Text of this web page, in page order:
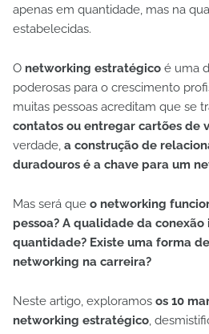
apenas em quantidade, mas na
estabelecidas.
O networking estratégico é uma
poderosas para o crescimento
muitas pessoas acreditam que se
contatos ou entregar cartões de
verdade, a construção de
duradouros é a chave para um
Mas será que o networking
pessoa? A qualidade da
quantidade? Existe uma forma
networking na carreira?
Neste artigo, exploramos os 10
networking estratégico,